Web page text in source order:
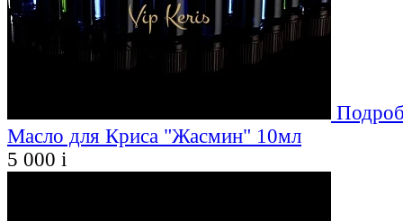
Масло для Криса "Жасмин" 10мл
5 000 i